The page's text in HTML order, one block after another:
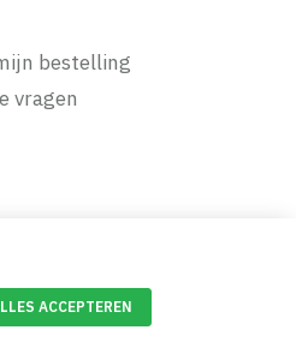
bestelling
vragen
ACCEPTEREN